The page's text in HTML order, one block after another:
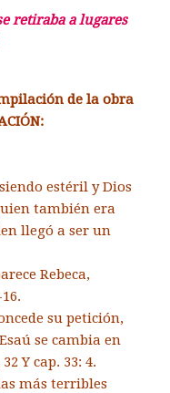
retiraba a lugares
de la obra
estéril y Dios
también era
llegó a ser un
Rebeca,
su petición,
se cambia en
Y cap. 33: 4.
más terribles